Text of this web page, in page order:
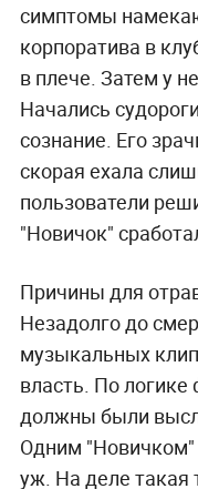
симптомы
корпоратива в
в плече. Затем у
Начались
сознание. Его
скорая ехала
пользователи
"Новичок"
Причины для
Незадолго до
музыкальных
власть. По
должны были
Одним
уж. На деле такая